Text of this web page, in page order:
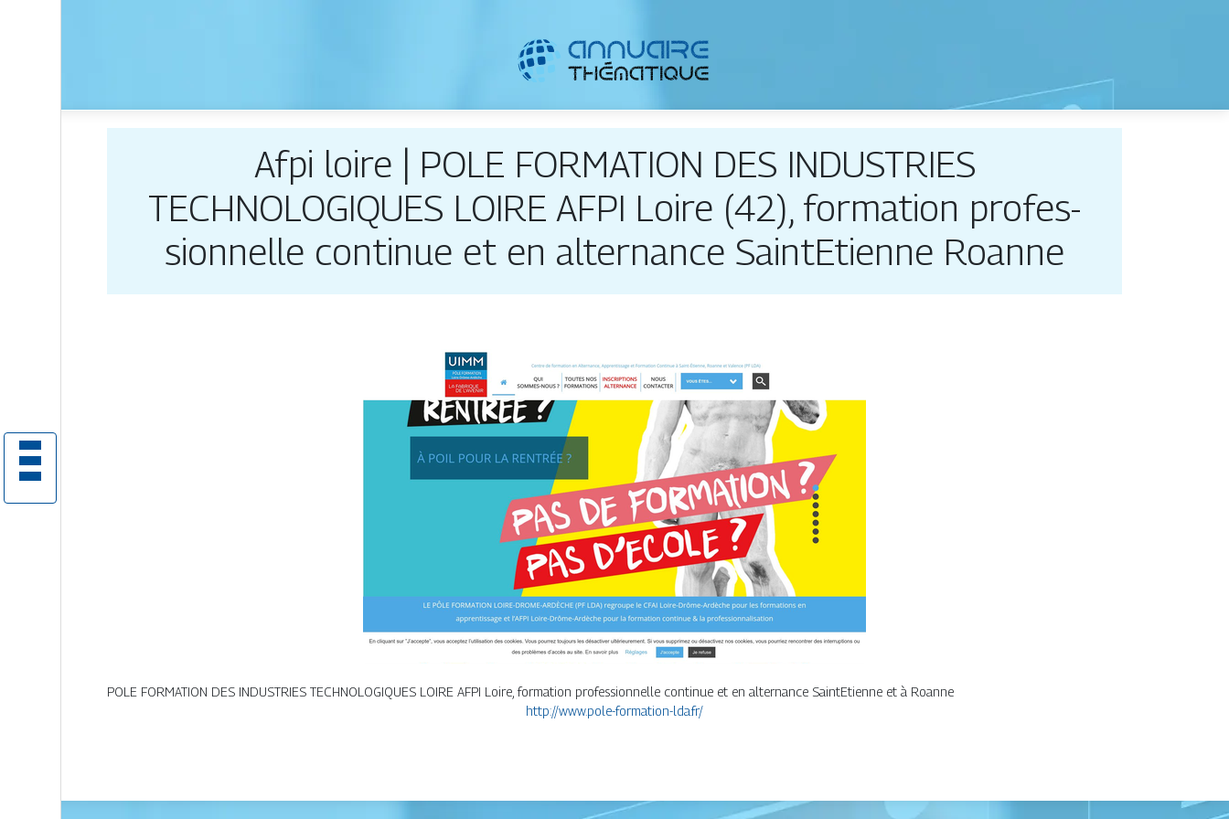
Afpi loire | POLE FORMATION DES INDUSTRIES
TECHNOLOGIQUES LOIRE AFPI Loire (42), formation profes­
sionnel­le continue et en alternance SaintEtienne Roanne
POLE FORMATION DES INDUSTRIES TECHNOLOGIQUES LOIRE AFPI Loire, formation professionnelle continue et en alternance SaintEtienne et à Roanne
http://www.pole-formation-lda.fr/